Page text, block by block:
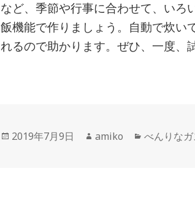
など、季節や行事に合わせて、いろ
飯機能で作りましょう。自動で炊い
れるので助かります。ぜひ、一度、
投
2019年7月9日
作
amiko
カ
べんりな